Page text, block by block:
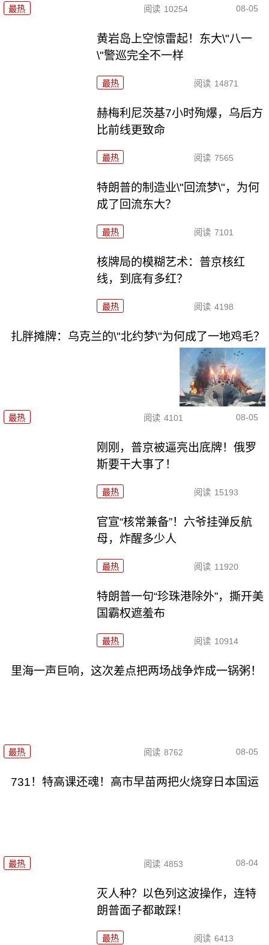
最热 阅读 10254 08-05
黄岩岛上空惊雷起！东大\"八一
\"警巡完全不一样
最热 阅读 14871
赫梅利尼茨基7小时殉爆，乌后方
比前线更致命
最热 阅读 7565
特朗普的制造业\"回流梦\"，为何
成了回流东大？
最热 阅读 7101
核牌局的模糊艺术：普京核红
线，到底有多红？
最热 阅读 4198
扎胖摊牌：乌克兰的\"北约梦\"为何成了一地鸡毛？
最热 阅读 4101 08-05
刚刚，普京被逼亮出底牌！俄罗
斯要干大事了！
最热 阅读 15193
官宣“核常兼备”！六爷挂弹反航
母，炸醒多少人
最热 阅读 11920
特朗普一句“珍珠港除外”，撕开美
国霸权遮羞布
最热 阅读 10914
里海一声巨响，这次差点把两场战争炸成一锅粥！
最热 阅读 8762 08-05
731！特高课还魂！高市早苗两把火烧穿日本国运
最热 阅读 4853 08-04
灭人种？以色列这波操作，连特
朗普面子都敢踩！
最热 阅读 6413